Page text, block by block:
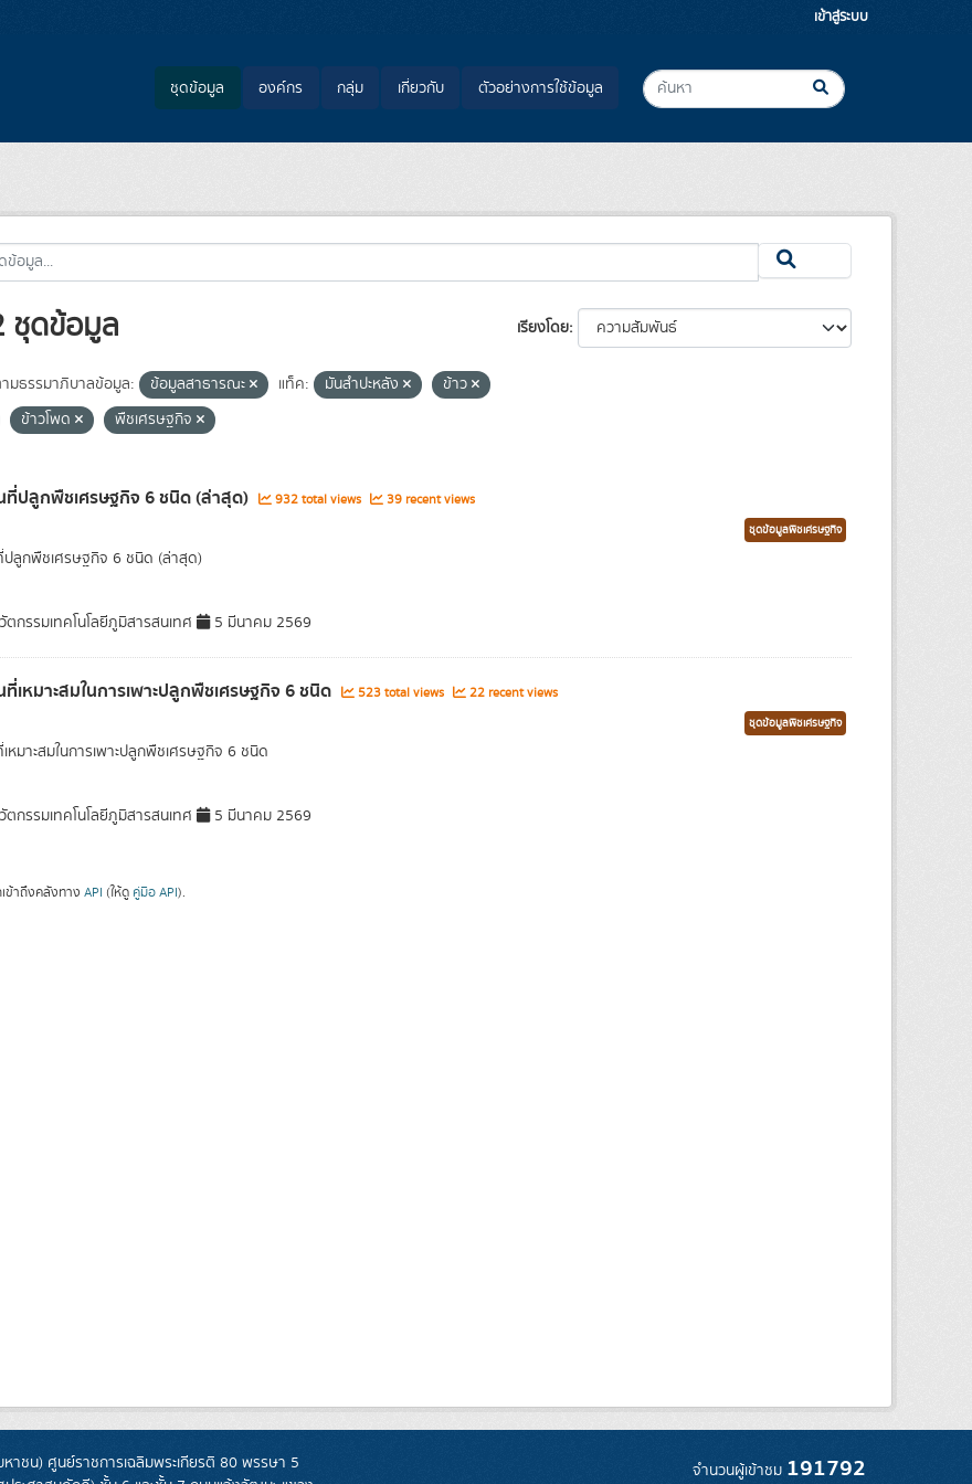
เข้าสู่ระบบ
ชุดข้อมูล องค์กร กลุ่ม เกี่ยวกับ ตัวอย่างการใช้ข้อมูล
เรียงโดย
ชุดข้อมูล
มธรรมาภิบาลข้อมูล: ข้อมูลสาธารณะ แท็ค: มันสำปะหลัง
ข้าว
ข้าวโพด พืชเศรษฐกิจ
ปลูกพืชเศรษฐกิจ 6 ชนิด (ล่าสุด) 932 total views 39 recent views
ชุดข้อมูลพืชเศรษฐกิจ
ลูกพืชเศรษฐกิจ 6 ชนิด (ล่าสุด)
กรรมเทคโนโลยีภูมิสารสนเทศ 5 มีนาคม 2569
เหมาะสมในการเพาะปลูกพืชเศรษฐกิจ 6 ชนิด 523 total views 22 recent views
ชุดข้อมูลพืชเศรษฐกิจ
หมาะสมในการเพาะปลูกพืชเศรษฐกิจ 6 ชนิด
กรรมเทคโนโลยีภูมิสารสนเทศ 5 มีนาคม 2569
ข้าถึงคลังทาง API (ให้ดู คู่มือ API).
ชน) ศูนย์ราชการเฉลิมพระเกียรติ 80 พรรษา 5
จำนวนผู้เข้าชม 191792